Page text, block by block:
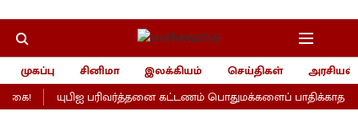
முகப்பு சினிமா இலக்கியம் செய்திகள்
அரசியல்
யுபிஐ பரிவர்த்தனை கட்டணம் பொதுமக்களைப் பாதிக்காதாமே...